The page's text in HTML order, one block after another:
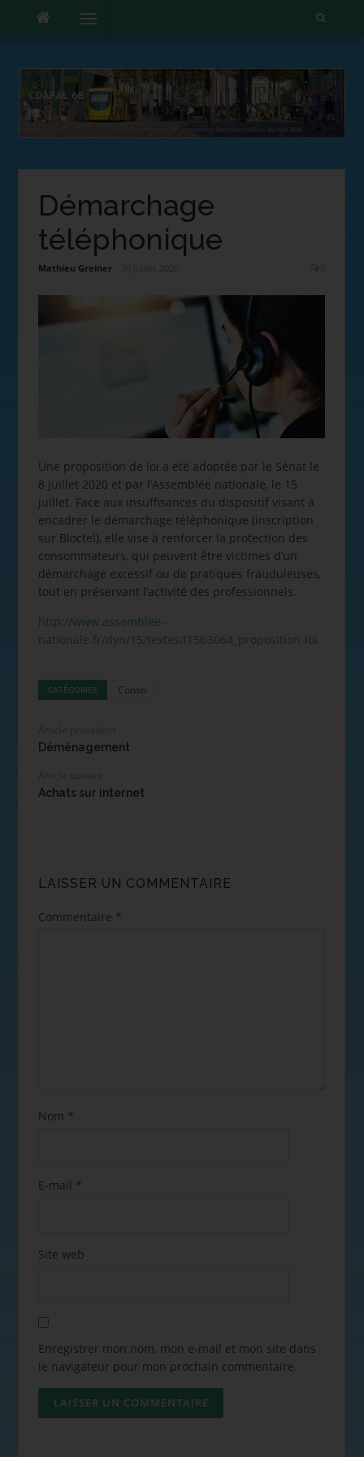
Menu
Démarchage
téléphonique
Mathieu Greiner
Une proposition de loi a été adoptée par le Sénat le
8 juillet 2020 et par l’Assemblée nationale, le 15
juillet. Face aux insuffisances du dispositif visant à
encadrer le démarchage téléphonique (inscription
sur Bloctel), elle vise à renforcer la protection des
consommateurs, qui peuvent être victimes d’un
démarchage excessif ou de pratiques frauduleuses,
tout en préservant l’activité des professionnels.
http://www.assemblee-
nationale.fr/dyn/15/textes/l15b3064_proposition-loi
CATÉGORIES Conso
Déménagement
Achats sur internet
LAISSER UN COMMENTAIRE
Commentaire *
Nom *
E-mail *
Site web
Enregistrer mon nom, mon e-mail et mon site dans
le navigateur pour mon prochain commentaire.